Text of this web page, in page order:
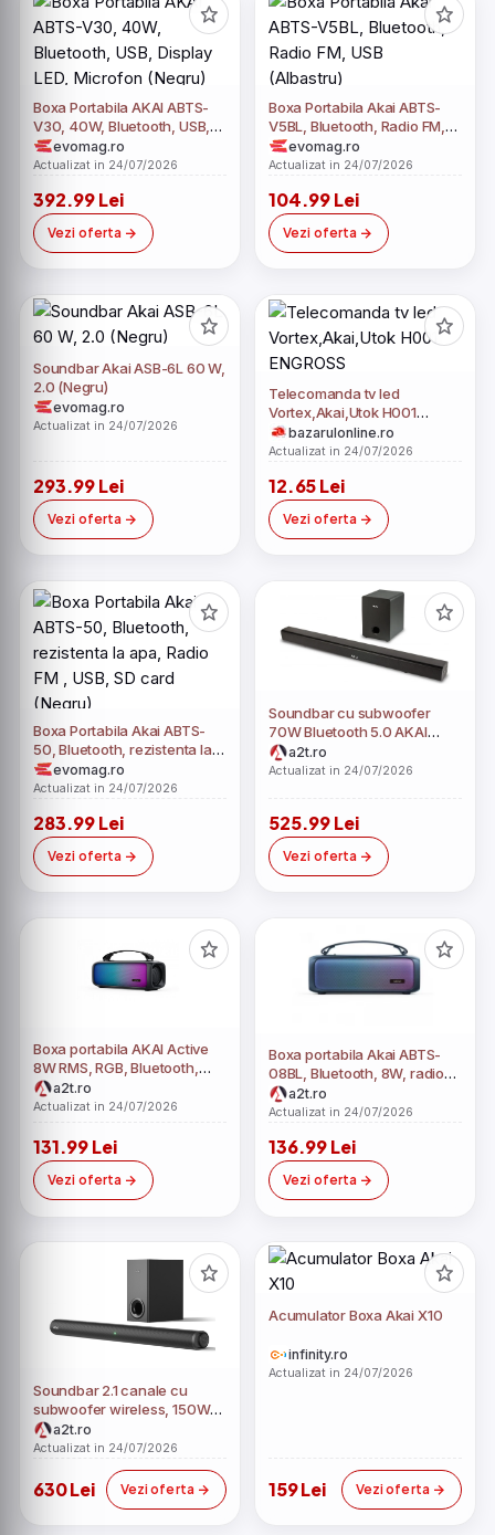
Boxa Portabila AKAI ABTS-
V30, 40W, Bluetooth, USB,
Display LED, Microfon
(Negru)
evomag.ro
Actualizat in 24/07/2026
392.99 Lei
Vezi oferta
Boxa Portabila Akai ABTS-
V5BL, Bluetooth, Radio FM,
USB (Albastru)
evomag.ro
Actualizat in 24/07/2026
104.99 Lei
Vezi oferta
Soundbar Akai ASB-6L 60 W,
2.0 (Negru)
evomag.ro
Actualizat in 24/07/2026
293.99 Lei
Vezi oferta
Telecomanda tv led
Vortex,Akai,Utok H001
ENGROSS
bazarulonline.ro
Actualizat in 24/07/2026
12.65 Lei
Vezi oferta
Boxa Portabila Akai ABTS-
50, Bluetooth, rezistenta la
apa, Radio FM , USB, SD card
(Negru)
evomag.ro
Actualizat in 24/07/2026
283.99 Lei
Vezi oferta
Soundbar cu subwoofer
70W Bluetooth 5.0 AKAI
ASB-6WSW
a2t.ro
Actualizat in 24/07/2026
525.99 Lei
Vezi oferta
Boxa portabila AKAI Active
8W RMS, RGB, Bluetooth,
USB, FM, ABTS-08 BK
a2t.ro
Actualizat in 24/07/2026
131.99 Lei
Vezi oferta
Boxa portabila Akai ABTS-
08BL, Bluetooth, 8W, radio
FM, lumini RGB
a2t.ro
Actualizat in 24/07/2026
136.99 Lei
Vezi oferta
Soundbar 2.1 canale cu
subwoofer wireless, 150W
RMS, Bluetooth 5.3, HDMI
ARC, USB, 4 ohm, display
LED, telecomanda, Akai ASB-
8WSW
a2t.ro
Actualizat in 24/07/2026
630 Lei Vezi oferta
Acumulator Boxa Akai X10
infinity.ro
Actualizat in 24/07/2026
159 Lei Vezi oferta